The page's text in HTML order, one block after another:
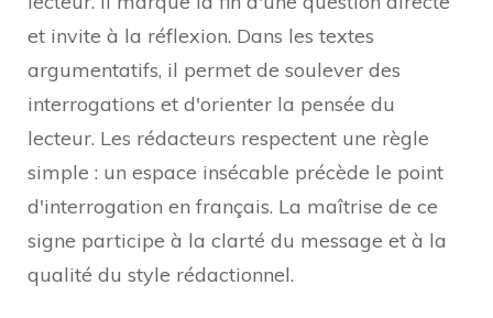
et invite à la réflexion. Dans les textes
argumentatifs, il permet de soulever des
interrogations et d'orienter la pensée du
lecteur. Les rédacteurs respectent une règle
simple : un espace insécable précède le point
d'interrogation en français. La maîtrise de ce
signe participe à la clarté du message et à la
qualité du style rédactionnel.